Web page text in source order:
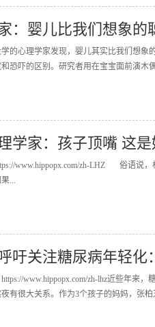
：婴儿比我们想象的
的心理学家发现，婴儿其实比我们想象
恐吓的区别。研究者用在宝宝面前演木
学家：孩子顶嘴 这是
www.hippopx.com/zh-LHZ 俗语说
...
吁关注糖尿病年轻化
www.hippopx.com/zh-lhz近些年来
有很大关系。作为3个孩子的妈妈，张柏